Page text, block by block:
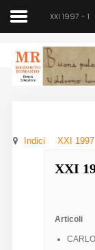
Medioevo
XXI 1997 - 1
Indici XXI 1997
XXI
Articoli